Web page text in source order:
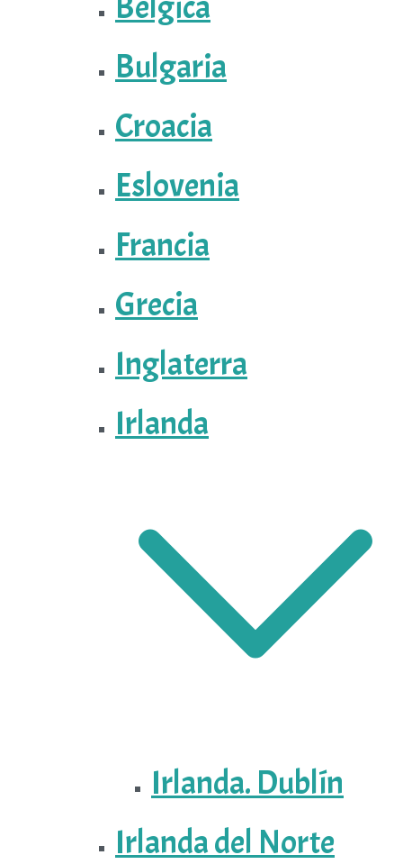
Bulgaria
Croacia
Eslovenia
Francia
Grecia
Inglaterra
Irlanda
Irlanda. Dublín
Irlanda del Norte